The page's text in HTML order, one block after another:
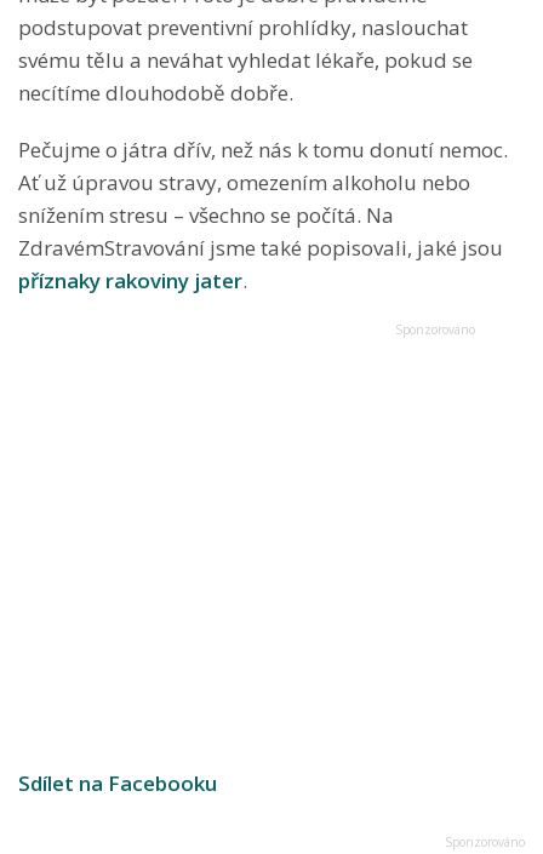
podstupovat preventivní prohlídky, naslouchat
svému tělu a neváhat vyhledat lékaře, pokud se
necítíme dlouhodobě dobře.
Pečujme o játra dřív, než nás k tomu donutí nemoc.
Ať už úpravou stravy, omezením alkoholu nebo
snížením stresu – všechno se počítá. Na
ZdravémStravování jsme také popisovali, jaké jsou
příznaky rakoviny jater.
Sdílet na Facebooku